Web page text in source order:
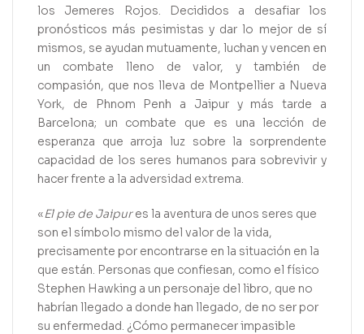
los Jemeres Rojos. Decididos a desafiar los
pronósticos más pesimistas y dar lo mejor de sí
mismos, se ayudan mutuamente, luchan y vencen en
un combate lleno de valor, y también de
compasión, que nos lleva de Montpellier a Nueva
York, de Phnom Penh a Jaipur y más tarde a
Barcelona; un combate que es una lección de
esperanza que arroja luz sobre la sorprendente
capacidad de los seres humanos para sobrevivir y
hacer frente a la adversidad extrema.
«El pie de Jaipures la aventura de unos seres que
son el símbolo mismo del valor de la vida,
precisamente por encontrarse en la situación en la
que están. Personas que confiesan, como el físico
Stephen Hawking a un personaje del libro, que no
habrían llegado a donde han llegado, de no ser por
su enfermedad. ¿Cómo permanecer impasible